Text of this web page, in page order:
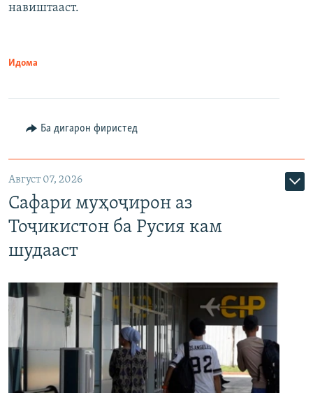
навиштааст.
Идома
Ба дигарон фиристед
Август 07, 2026
Сафари муҳоҷирон аз
Тоҷикистон ба Русия кам
шудааст